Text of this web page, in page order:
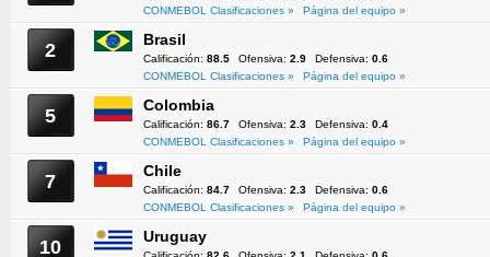
CONMEBOL Clasificaciones »
Página del equipo »
2 Brasil
Calificación: 88.5 Ofensiva: 2.9 Defensiva: 0.6
CONMEBOL Clasificaciones »
Página del equipo »
5 Colombia
Calificación: 86.7 Ofensiva: 2.3 Defensiva: 0.4
CONMEBOL Clasificaciones »
Página del equipo »
7 Chile
Calificación: 84.7 Ofensiva: 2.3 Defensiva: 0.6
CONMEBOL Clasificaciones »
Página del equipo »
10 Uruguay